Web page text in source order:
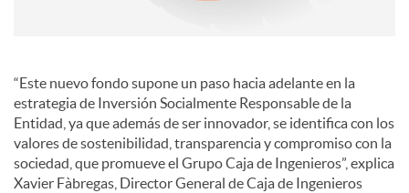
“Este nuevo fondo supone un paso hacia adelante en la
estrategia de Inversión Socialmente Responsable de la
Entidad, ya que además de ser innovador, se identifica con los
valores de sostenibilidad, transparencia y compromiso con la
sociedad, que promueve el Grupo Caja de Ingenieros”, explica
Xavier Fàbregas, Director General de Caja de Ingenieros